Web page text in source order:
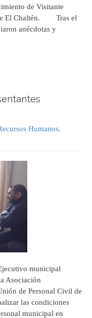
de Visitante
El Chaltén. Tras el
anécdotas y
Humanos,
municipal
Asociación
de Personal Civil de
las condiciones
municipal en